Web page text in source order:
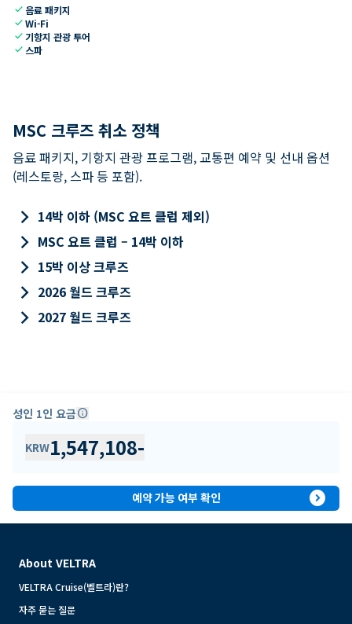
check 음료 패키지
checkWi-Fi
check 기항지 관광 투어
check 스파
MSC 크루즈 취소 정책
음료 패키지, 기항지 관광 프로그램, 교통편 예약 및 선내 옵션
(레스토랑, 스파 등 포함).
keyboard_arrow_right 14박 이하 (MSC 요트 클럽 제외)
keyboard_arrow_right MSC 요트 클럽 – 14박 이하
keyboard_arrow_right 15박 이상 크루즈
keyboard_arrow_right 2026 월드 크루즈
keyboard_arrow_right 2027 월드 크루즈
성인 1인 요금info
KRW1,547,108-
예약 가능 여부 확인 expand_circle_right
About VELTRA
VELTRA Cruise(벨트라)란?
자주 묻는 질문